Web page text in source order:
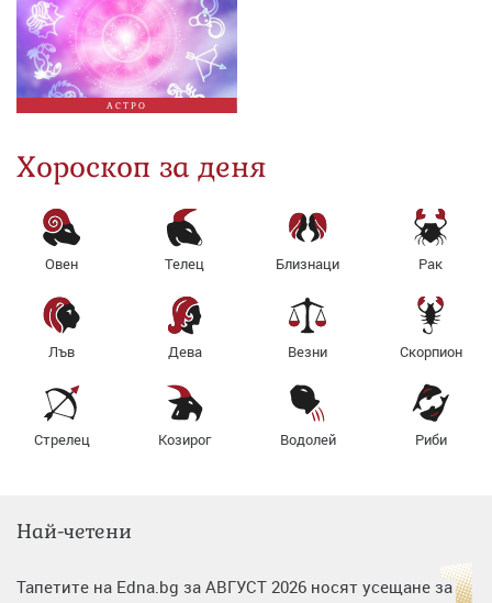
АСТРО
Хороскоп за деня
Овен Телец Близнаци Рак
Лъв Дева Везни Скорпион
Стрелец Козирог Водолей Риби
Най-четени
Тапетите на Edna.bg за АВГУСТ 2026 носят усещане за